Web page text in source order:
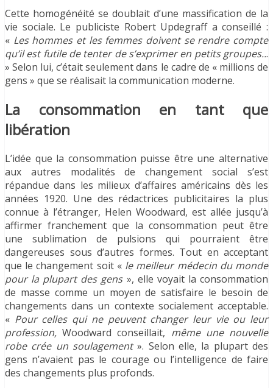
Cette homogénéité se doublait d’une massification de la
vie sociale. Le publiciste Robert Updegraff a conseillé :
« Les hommes et les femmes doivent se rendre compte
qu’il est futile de tenter de s’exprimer en petits groupes...
» Selon lui, c’était seulement dans le cadre de « millions de
gens » que se réalisait la communication moderne.
La consommation en tant que
libération
L’idée que la consommation puisse être une alternative
aux autres modalités de changement social s’est
répandue dans les milieux d’affaires américains dès les
années 1920. Une des rédactrices publicitaires la plus
connue à l’étranger, Helen Woodward, est allée jusqu’à
affirmer franchement que la consommation peut être
une sublimation de pulsions qui pourraient être
dangereuses sous d’autres formes. Tout en acceptant
que le changement soit « le meilleur médecin du monde
pour la plupart des gens», elle voyait la consommation
de masse comme un moyen de satisfaire le besoin de
changements dans un contexte socialement acceptable.
« Pour celles qui ne peuvent changer leur vie ou leur
profession,Woodward conseillait, même une nouvelle
robe crée un soulagement». Selon elle, la plupart des
gens n’avaient pas le courage ou l’intelligence de faire
des changements plus profonds.